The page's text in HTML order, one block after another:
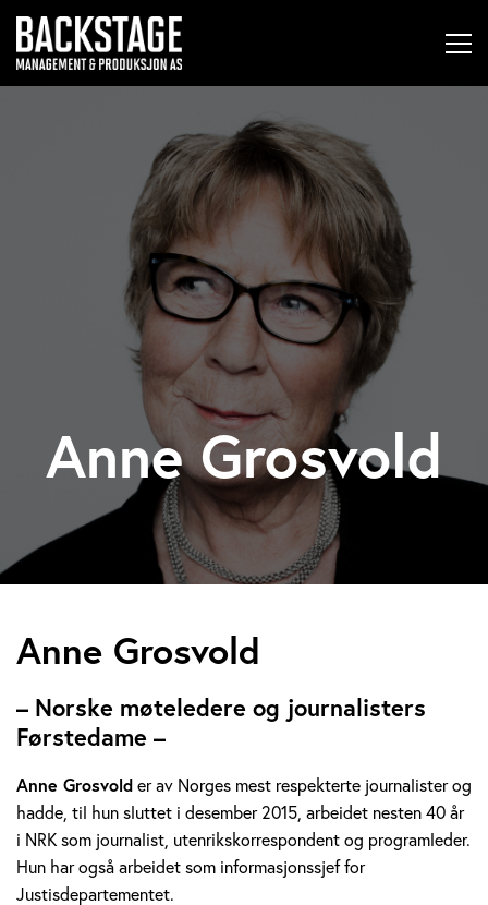
Anne Grosvold
A
n
n
e
G
r
Anne Grosvold
– Norske møteledere og journalisters
Førstedame –
Anne Grosvold er av Norges mest respekterte journalister og
hadde, til hun sluttet i desember 2015, arbeidet nesten 40 år
i NRK som journalist, utenrikskorrespondent og programleder.
Hun har også arbeidet som informasjonssjef for
Justisdepartementet.